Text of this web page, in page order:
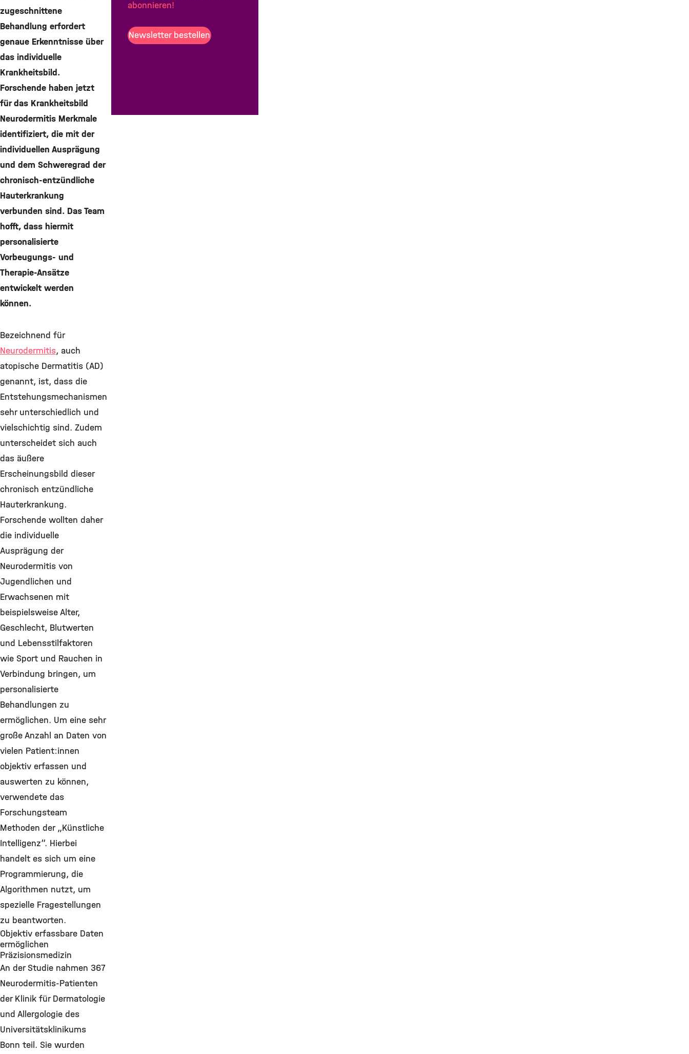
zugeschnittene
Behandlung erfordert
genaue Erkenntnisse über
das individuelle
Krankheitsbild.
Forschende haben jetzt
für das Krankheitsbild
Neurodermitis Merkmale
identifiziert, die mit der
individuellen Ausprägung
und dem Schweregrad der
chronisch-entzündliche
Hauterkrankung
verbunden sind. Das Team
hofft, dass hiermit
personalisierte
Vorbeugungs- und
Therapie-Ansätze
entwickelt werden
können.
Bezeichnend für
Neurodermitis, auch
atopische Dermatitis (AD)
genannt, ist, dass die
Entstehungsmechanismen
sehr unterschiedlich und
vielschichtig sind. Zudem
unterscheidet sich auch
das äußere
Erscheinungsbild dieser
chronisch entzündliche
Hauterkrankung.
Forschende wollten daher
die individuelle
Ausprägung der
Neurodermitis von
Jugendlichen und
Erwachsenen mit
beispielsweise Alter,
Geschlecht, Blutwerten
und Lebensstilfaktoren
wie Sport und Rauchen in
Verbindung bringen, um
personalisierte
Behandlungen zu
ermöglichen. Um eine sehr
große Anzahl an Daten von
vielen Patient:innen
objektiv erfassen und
auswerten zu können,
verwendete das
Forschungsteam
Methoden der „Künstliche
Intelligenz“. Hierbei
handelt es sich um eine
Programmierung, die
Algorithmen nutzt, um
spezielle Fragestellungen
zu beantworten.
Objektiv erfassbare Daten
ermöglichen
Präzisionsmedizin
An der Studie nahmen 367
Neurodermitis-Patienten
der Klinik für Dermatologie
und Allergologie des
Universitätsklinikums
Bonn teil. Sie wurden
Teilen
Teilen
abonnieren!
Newsletter bestellen